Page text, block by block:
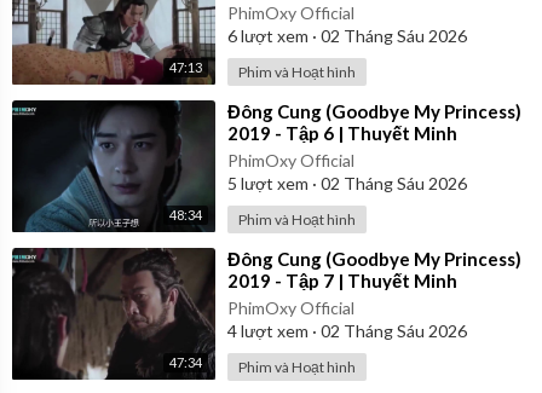
47:13
PhimOxy Official
6lượt xem · 02 Tháng Sáu 2026
Phim và Hoạt hình
48:34
⁣Đông Cung (Goodbye My Princess)
2019 - Tập 6 | Thuyết Minh
PhimOxy Official
5 lượt xem · 02 Tháng Sáu 2026
Phim và Hoạt hình
47:34
⁣Đông Cung (Goodbye My Princess)
2019 - Tập 7 | Thuyết Minh
PhimOxy Official
4lượt xem · 02 Tháng Sáu 2026
Phim và Hoạt hình